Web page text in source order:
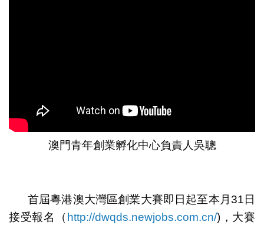
澳門青年創業孵化中心負責人吳聰
首屆粵港澳大灣區創業大賽即日起至本月31日
接受報名（ http://dwqds.newjobs.com.cn/)，大賽